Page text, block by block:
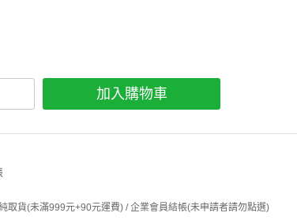
加入購物車
取貨(未滿999元+90元運費) / 企業會員結帳(未申請者請勿點選)